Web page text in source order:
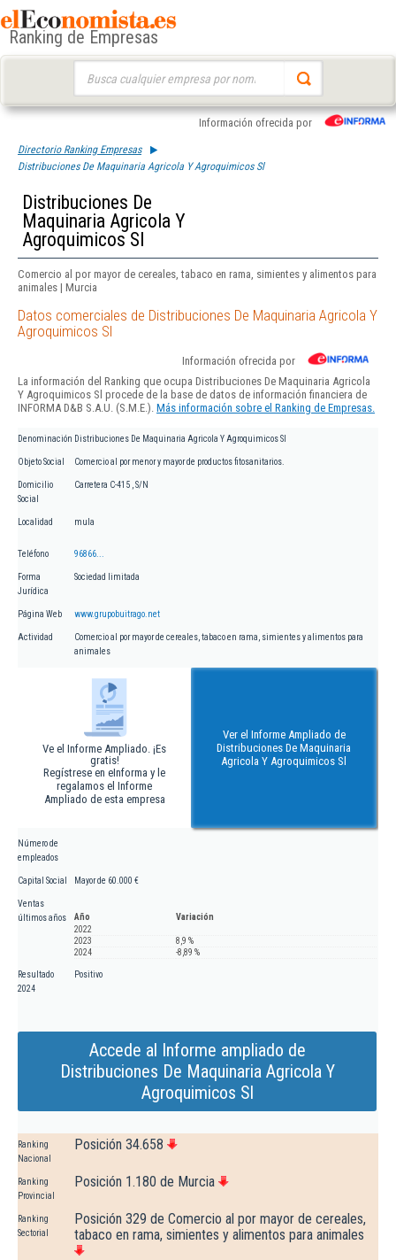
Ranking de Empresas
Información ofrecida por
Directorio Ranking Empresas
Distribuciones De Maquinaria Agricola Y Agroquimicos Sl
Distribuciones De
Maquinaria Agricola Y
Agroquimicos Sl
Comercio al por mayor de cereales, tabaco en rama, simientes y alimentos para
animales | Murcia
Datos comerciales de Distribuciones De Maquinaria Agricola Y
Agroquimicos Sl
Información ofrecida por
La información del Ranking que ocupa Distribuciones De Maquinaria Agricola
Y Agroquimicos Sl procede de la base de datos de información financiera de
INFORMA D&B S.A.U. (S.M.E.). Más información sobre el Ranking de Empresas.
Denominación Distribuciones De Maquinaria Agricola Y Agroquimicos Sl
Objeto Social Comercio al por menor y mayor de productos fitosanitarios.
Domicilio
Social
Carretera C-415 , S/N
Localidad mula
Teléfono 96866...
Forma
Jurídica
Sociedad limitada
Página Web www.grupobuitrago.net
Actividad
Comercio al por mayor de cereales, tabaco en rama, simientes y alimentos para
animales
Ve el Informe Ampliado. ¡Es
gratis!
Regístrese en eInforma y le
regalamos el Informe
Ampliado de esta empresa
Ver el Informe Ampliado de
Distribuciones De Maquinaria
Agricola Y Agroquimicos Sl
Número de
empleados
Capital Social Mayor de 60.000 €
Ventas
últimos años
Año
Variación
2022
2023
8,9 %
2024
-8,89 %
Resultado
2024
Positivo
Accede al Informe ampliado de
Distribuciones De Maquinaria Agricola Y
Agroquimicos Sl
Ranking
Nacional
Posición 34.658
Ranking
Provincial
Posición 1.180 de Murcia
Ranking
Sectorial
Posición 329 de Comercio al por mayor de cereales,
tabaco en rama, simientes y alimentos para animales